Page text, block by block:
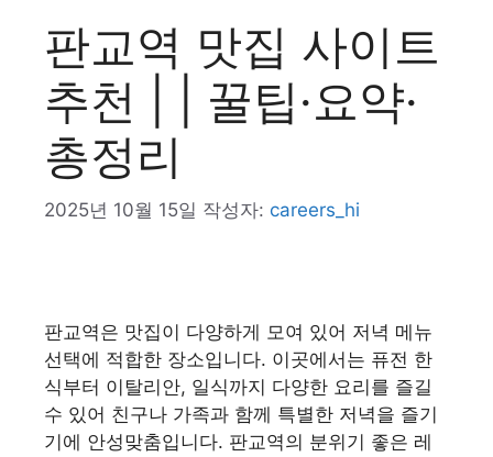
판교역 맛집 사이트
추천 | | 꿀팁·요약·
총정리
2025년 10월 15일 작성자: careers_hi
판교역은 맛집이 다양하게 모여 있어 저녁 메뉴
선택에 적합한 장소입니다. 이곳에서는 퓨전 한
식부터 이탈리안, 일식까지 다양한 요리를 즐길
수 있어 친구나 가족과 함께 특별한 저녁을 즐기
기에 안성맞춤입니다. 판교역의 분위기 좋은 레